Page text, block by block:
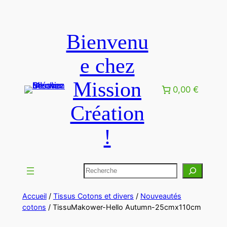
Bienvenu
e chez
Mission
Création
!
0,00 €
Rechercher
Accueil/ Tissus Cotons et divers / Nouveautés
cotons / TissuMakower-Hello Autumn-25cmx110cm